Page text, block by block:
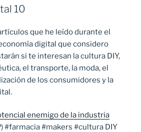
10
que he leído durante el
digital que considero
si te interesan la cultura DIY,
el transporte, la moda, el
de los consumidores y la
enemigo de la industria
#farmacia #makers #cultura DIY